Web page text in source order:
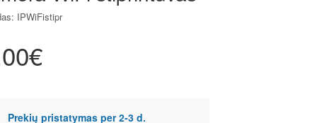
IPWiFistipr
Prekių pristatymas per 2-3 d.